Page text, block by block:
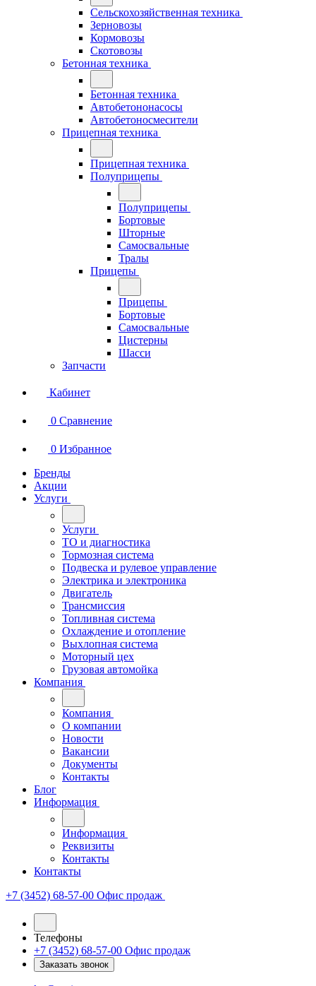
Сельскохозяйственная техника
Зерновозы
Кормовозы
Скотовозы
Бетонная техника
Бетонная техника
Автобетононасосы
Автобетоносмесители
Прицепная техника
Прицепная техника
Полуприцепы
Полуприцепы
Бортовые
Шторные
Самосвальные
Тралы
Прицепы
Прицепы
Бортовые
Самосвальные
Цистерны
Шасси
Запчасти
Кабинет
0 Сравнение
0 Избранное
Бренды
Акции
Услуги
Услуги
ТО и диагностика
Тормозная система
Подвеска и рулевое управление
Электрика и электроника
Двигатель
Трансмиссия
Топливная система
Охлаждение и отопление
Выхлопная система
Моторный цех
Грузовая автомойка
Компания
Компания
О компании
Новости
Вакансии
Документы
Контакты
Блог
Информация
Информация
Реквизиты
Контакты
Контакты
+7 (3452) 68-57-00 Офис продаж
Телефоны
+7 (3452) 68-57-00 Офис продаж
Заказать звонок